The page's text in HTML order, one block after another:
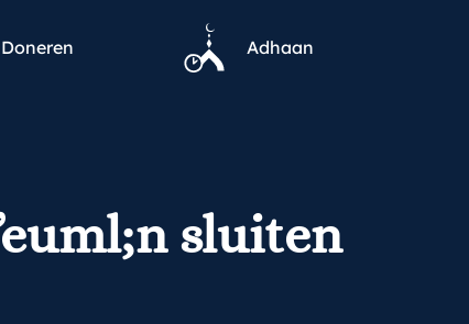
Doneren Adhaan
sluiten